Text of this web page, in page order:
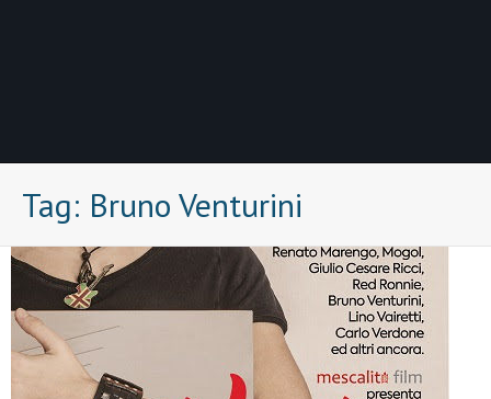
Tag: Bruno Venturini